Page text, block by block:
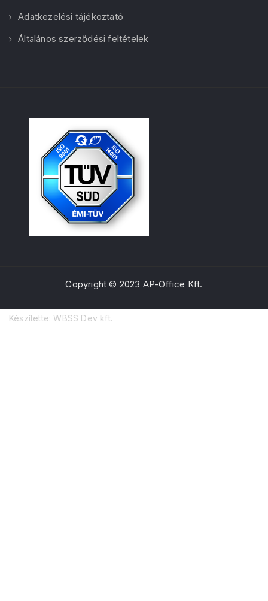
Adatkezelési tájékoztató
Általános szerződési feltételek
Copyright © 2023 AP-Office Kft.
Készítette: WBSS Dev kft.